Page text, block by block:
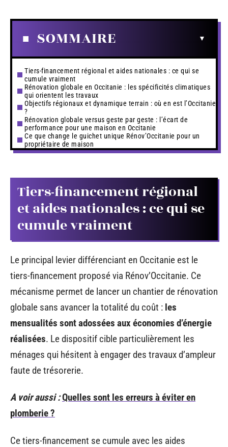
SOMMAIRE
Tiers-financement régional et aides nationales : ce qui se
cumule vraiment
Rénovation globale en Occitanie : les spécificités climatiques
qui orientent les travaux
Objectifs régionaux et dynamique terrain : où en est l’Occitanie
?
Rénovation globale versus geste par geste : l’écart de
performance pour une maison en Occitanie
Ce que change le guichet unique Rénov’Occitanie pour un
propriétaire de maison
Tiers-financement régional
et aides nationales : ce qui se
cumule vraiment
Le principal levier différenciant en Occitanie est le
tiers-financement proposé via Rénov’Occitanie. Ce
mécanisme permet de lancer un chantier de rénovation
globale sans avancer la totalité du coût : les
mensualités sont adossées aux économies d’énergie
réalisées. Le dispositif cible particulièrement les
ménages qui hésitent à engager des travaux d’ampleur
faute de trésorerie.
A voir aussi :Quelles sont les erreurs à éviter en
plomberie ?
Ce tiers-financement se cumule avec les aides